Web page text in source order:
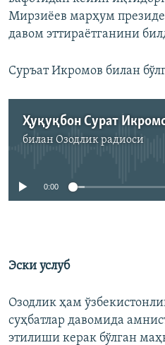
Мирзиёев марҳум
давом эттираётганини
Суръат Икромов билан
Ҳуқуқбон Сурат
билан Озодлик радиоси
Айни дамда
0:00
Эски услуб
Озодлик ҳам
суҳбатлар давомида
этилиши керак бўлган